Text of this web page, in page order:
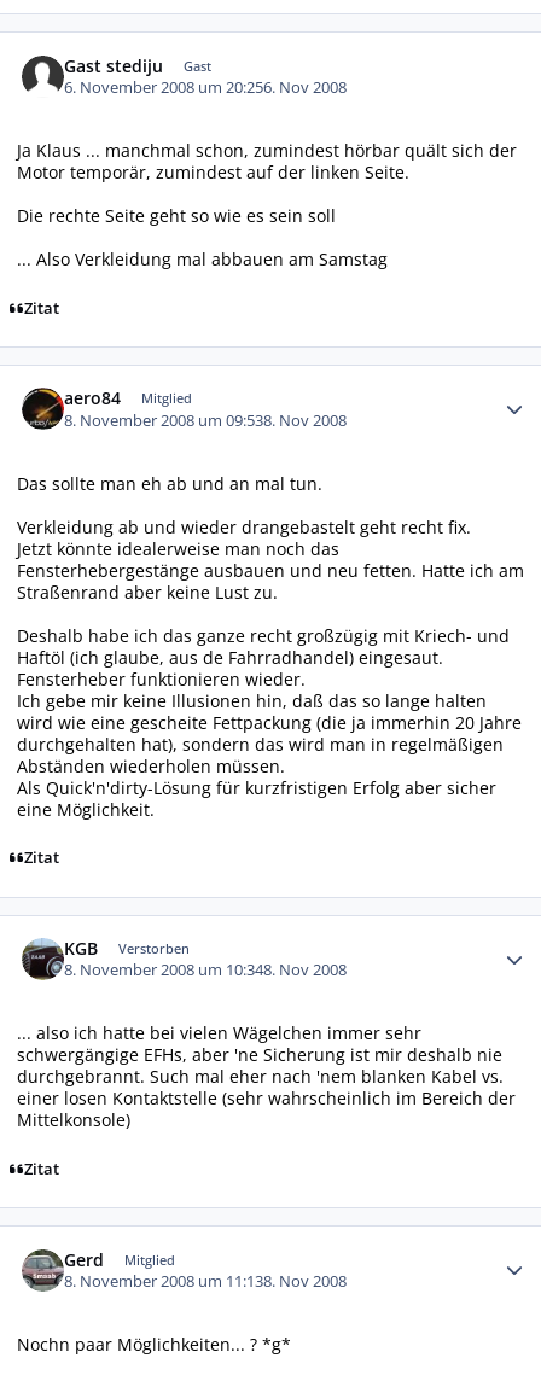
Gast stediju Gast
6. November 2008 um 20:256. Nov 2008
Ja Klaus ... manchmal schon, zumindest hörbar quält sich der
Motor temporär, zumindest auf der linken Seite.
Die rechte Seite geht so wie es sein soll
... Also Verkleidung mal abbauen am Samstag
Zitat
aero84 Mitglied
8. November 2008 um 09:538. Nov 2008
Das sollte man eh ab und an mal tun.
Verkleidung ab und wieder drangebastelt geht recht fix.
Jetzt könnte idealerweise man noch das
Fensterhebergestänge ausbauen und neu fetten. Hatte ich am
Straßenrand aber keine Lust zu.
Deshalb habe ich das ganze recht großzügig mit Kriech- und
Haftöl (ich glaube, aus de Fahrradhandel) eingesaut.
Fensterheber funktionieren wieder.
Ich gebe mir keine Illusionen hin, daß das so lange halten
wird wie eine gescheite Fettpackung (die ja immerhin 20 Jahre
durchgehalten hat), sondern das wird man in regelmäßigen
Abständen wiederholen müssen.
Als Quick'n'dirty-Lösung für kurzfristigen Erfolg aber sicher
eine Möglichkeit.
Zitat
KGB Verstorben
8. November 2008 um 10:348. Nov 2008
... also ich hatte bei vielen Wägelchen immer sehr
schwergängige EFHs, aber 'ne Sicherung ist mir deshalb nie
durchgebrannt. Such mal eher nach 'nem blanken Kabel vs.
einer losen Kontaktstelle (sehr wahrscheinlich im Bereich der
Mittelkonsole)
Zitat
Gerd Mitglied
8. November 2008 um 11:138. Nov 2008
Nochn paar Möglichkeiten... ? *g*